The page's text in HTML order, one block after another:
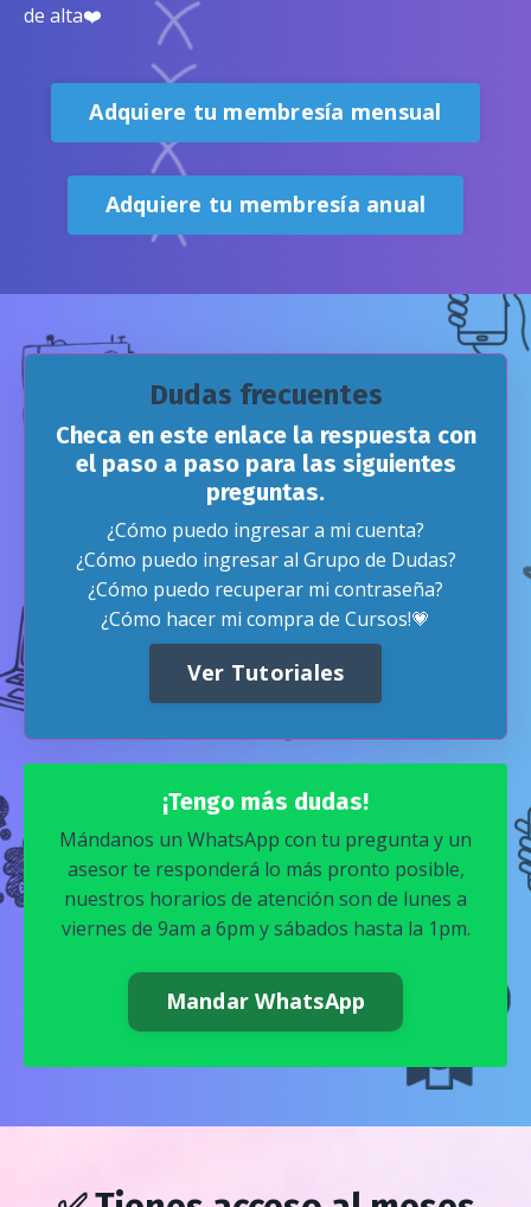
de alta❤️
Adquiere tu membresía mensual
Adquiere tu membresía anual
Dudas frecuentes
Checa en este enlace la respuesta con
el paso a paso para las siguientes
preguntas.
¿Cómo puedo ingresar a mi cuenta?
¿Cómo puedo ingresar al Grupo de Dudas?
¿Cómo puedo recuperar mi contraseña?
¿Cómo hacer mi compra de Cursos!💗
Ver Tutoriales
¡Tengo más dudas!
Mándanos un WhatsApp con tu pregunta y un
asesor te responderá lo más pronto posible,
nuestros horarios de atención son de lunes a
viernes de 9am a 6pm y sábados hasta la 1pm.
Mandar WhatsApp